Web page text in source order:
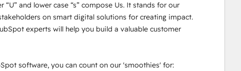
and lower case “s” compose Us. It stands for our
on smart digital solutions for creating impact.
experts will help you build a valuable customer
software, you can count on our 'smoothies' for: